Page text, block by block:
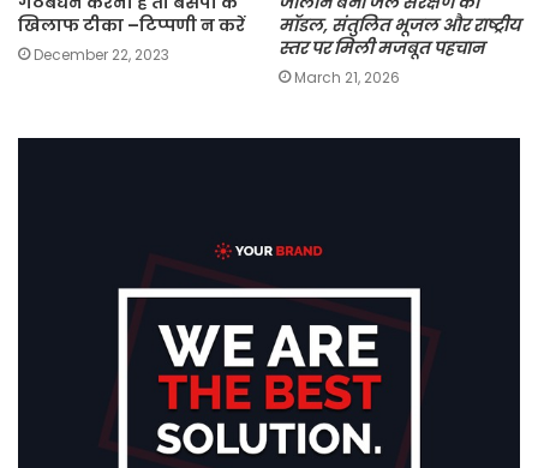
खिलाफ टीका –टिप्पणी न करें
December 22, 2023
मॉडल, संतुलित भूजल और राष्ट्रीय
स्तर पर मिली मजबूत पहचान
March 21, 2026